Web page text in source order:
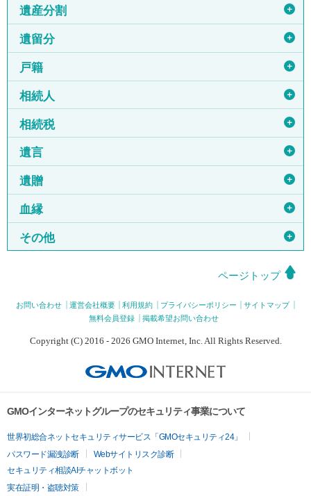
遺産分割 ＋
遺留分 ＋
戸籍 ＋
相続人 ＋
相続税 ＋
遺言 ＋
遺贈 ＋
血縁 ＋
その他 ＋
ページトップ
お問い合わせ 運営会社概要 利用規約 プライバシーポリシー
サイトマップ
無料会員登録
掲載希望お問い合わせ
Copyright (C) 2016 - 2026 GMO Internet, Inc. All Rights Reserved.
GMOインターネットグループのセキュリティ事業について
世界初総合ネットセキュリティサービス「GMOセキュリティ24」
パスワード漏洩診断
Webサイトリスク診断
セキュリティ相談AIチャットボット
実在証明・盗聴対策